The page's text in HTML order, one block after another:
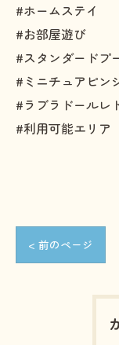
#ホームステイ
#お部屋遊び
#スタンダードプ
#ミニチュアピン
#ラブラドールレ
#利用可能エリ
< 前のページ